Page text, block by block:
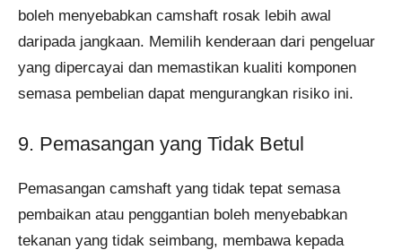
boleh menyebabkan camshaft rosak lebih awal
daripada jangkaan. Memilih kenderaan dari pengeluar
yang dipercayai dan memastikan kualiti komponen
semasa pembelian dapat mengurangkan risiko ini.
9. Pemasangan yang Tidak Betul
Pemasangan camshaft yang tidak tepat semasa
pembaikan atau penggantian boleh menyebabkan
tekanan yang tidak seimbang, membawa kepada